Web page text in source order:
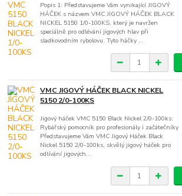
Popis 1: Představujeme Vám vynikající JIGOVÝ
HÁČEK s názvem VMC JIGOVÝ HÁČEK BLACK
NICKEL 5150 1/0-100KS, který je navržen
speciálně pro odlévání jigových hlav při
sladkovodním rybolovu. Tyto háčky ...
VMC JIGOVÝ HÁČEK BLACK NICKEL
5150 2/0-100KS
Jigový háček VMC 5150 Black Nickel 2/0-100ks:
Rybářský pomocník pro profesionály i začátečníky
Představujeme Vám VMC Jigový Háček Black
Nickel 5150 2/0-100ks, skvělý jigový háček pro
odlívání jigových...